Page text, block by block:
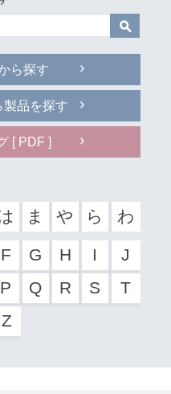
ら探す
製品を探す
[ PDF ]
ま や ら わ
F G H I
J
P Q R S
T
Z